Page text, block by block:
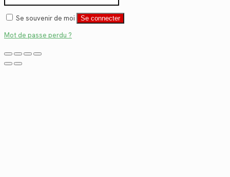
Se souvenir de moi Se connecter
Mot de passe perdu ?